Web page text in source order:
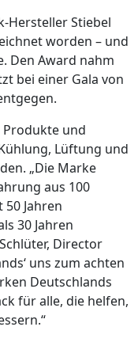
Hersteller Stiebel
worden – und
Den Award nahm
bei einer Gala von
und
Lüftung und
„Die Marke
aus 100
Jahren
30 Jahren
Director
uns zum achten
Deutschlands
für alle, die helfen,